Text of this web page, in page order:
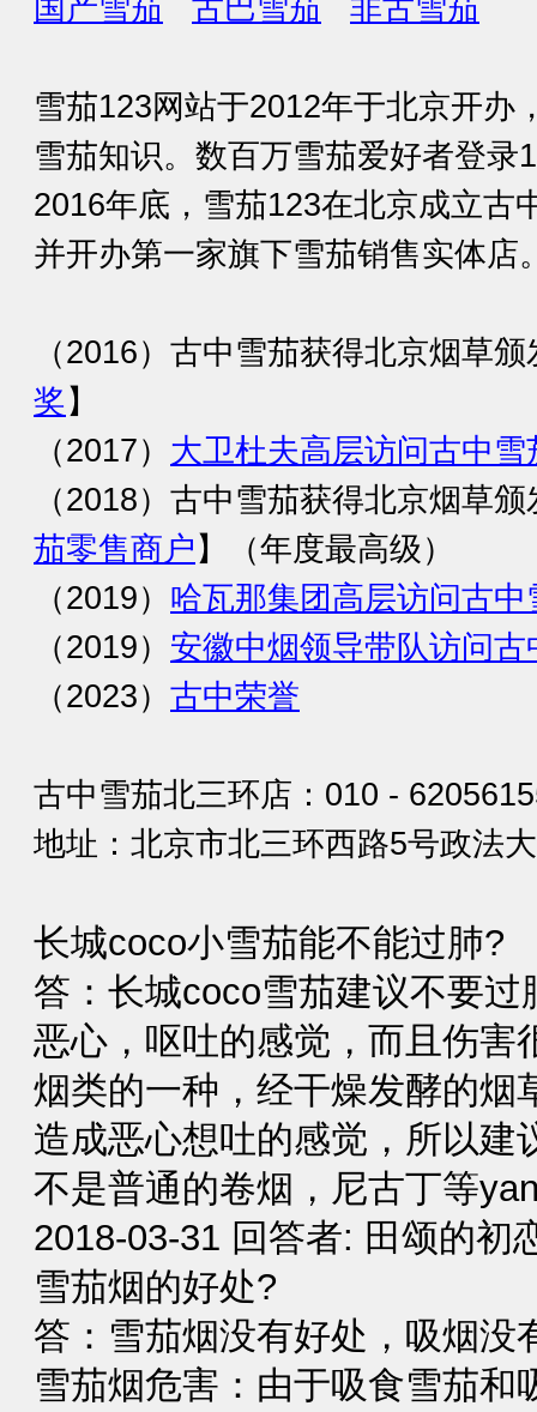
国产雪茄 古巴雪茄 非古雪茄
雪茄123网站于2012年于北京开办
雪茄知识。数百万雪茄爱好者登录
2016年底，雪茄123在北京成立古
并开办第一家旗下雪茄销售实体店
（2016）古中雪茄获得北京烟草颁
奖 】
（2017） 大卫杜夫高层访问古中雪
（2018）古中雪茄获得北京烟草颁
茄零售商户 】（年度最高级）
（2019） 哈瓦那集团高层访问古中
（2019） 安徽中烟领导带队访问古
（2023） 古中荣誉
古中雪茄北三环店：010 -
地址：北京市北三环西路5号政法
长城coco小雪茄能不能过肺?
答：长城coco雪茄建议不要
恶心，呕吐的感觉，而且伤害
烟类的一种，经干燥发酵的烟
造成恶心想吐的感觉，所以建
不是普通的卷烟，尼古丁等
2018-03-31 回答者: 田颂的初
雪茄烟的好处?
答：雪茄烟没有好处，吸烟没
雪茄烟危害：由于吸食雪茄和